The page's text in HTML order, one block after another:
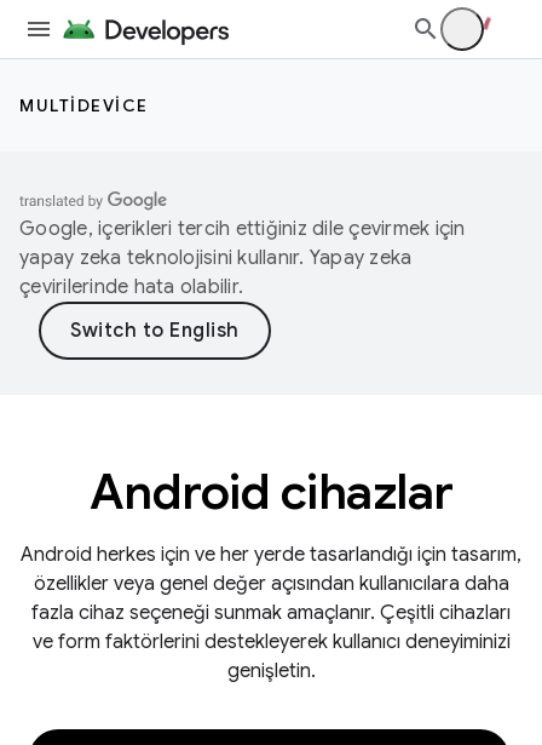
MULTIDEVICE
Google, içerikleri tercih ettiğiniz dile çevirmek için
yapay zeka teknolojisini kullanır. Yapay zeka
çevirilerinde hata olabilir.
Android cihazlar
Android herkes için ve her yerde tasarlandığı için tasarım,
özellikler veya genel değer açısından kullanıcılara daha
fazla cihaz seçeneği sunmak amaçlanır. Çeşitli cihazları
ve form faktörlerini destekleyerek kullanıcı deneyiminizi
genişletin.